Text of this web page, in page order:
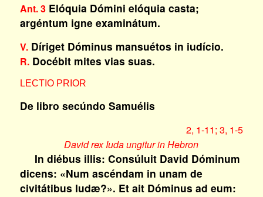
Ant. 3Elóquia Dómini elóquia casta;
argéntum igne examinátum.
V.Díriget Dóminus mansuétos in iudício.
R.Docébit mites vias suas.
LECTIO PRIOR
De libro secúndo Samuélis
2, 1-11; 3, 1-5
David rex Iuda ungitur in Hebron
In diébus illis: Consúluit David Dóminum
dicens: «Num ascéndam in unam de
civitátibus Iudæ?». Et ait Dóminus ad eum: